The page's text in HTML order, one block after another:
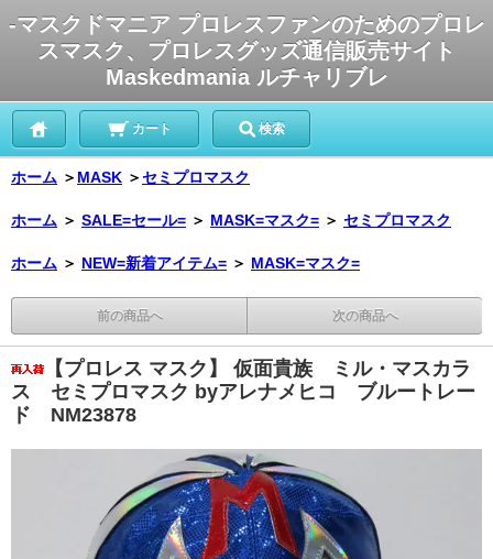
-マスクドマニア プロレスファンのためのプロレ
スマスク、プロレスグッズ通信販売サイト
Maskedmania ルチャリブレ
カート 検索
ホーム ＞ MASK ＞セミプロマスク
ホーム ＞ SALE=セール= ＞ MASK=マスク= ＞ セミプロマスク
ホーム ＞ NEW=新着アイテム= ＞ MASK=マスク=
前の商品へ 次の商品へ
【プロレス マスク】 仮面貴族 ミル・マスカラ
ス セミプロマスク byアレナメヒコ ブルートレー
ド NM23878